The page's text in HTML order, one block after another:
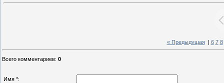
« Предыдущая| 6 7 8
Всего комментариев: 0
Имя *: